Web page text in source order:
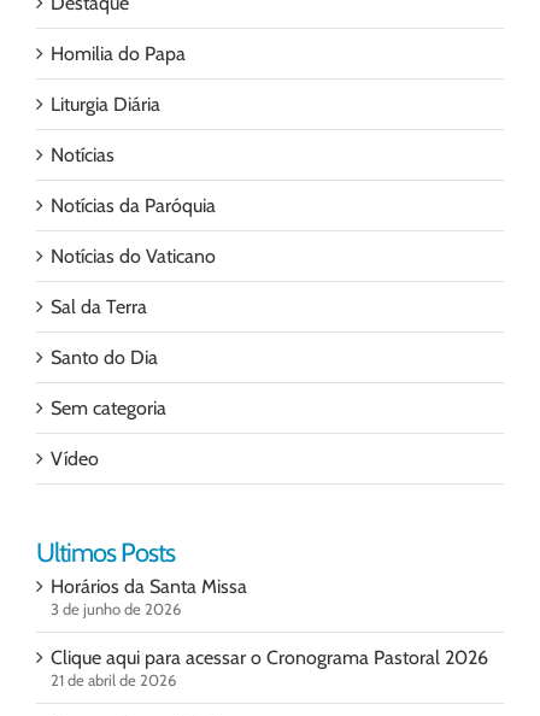
Homilia do Papa
Liturgia Diária
Notícias
Notícias da Paróquia
Notícias do Vaticano
Sal da Terra
Santo do Dia
Sem categoria
Vídeo
Ultimos Posts
Horários da Santa Missa
3 de junho de 2026
Clique aqui para acessar o Cronograma Pastoral 2026
21 de abril de 2026